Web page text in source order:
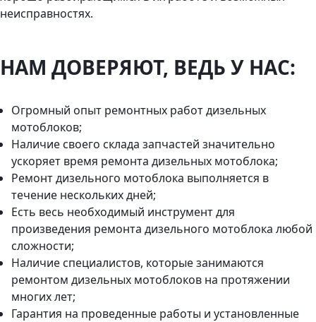
неисправностях.
НАМ ДОВЕРЯЮТ, ВЕДЬ У НАС:
Огромный опыт ремонтных работ дизельных
мотоблоков;
Наличие своего склада запчастей значительно
ускоряет время ремонта дизельных мотоблока;
Ремонт дизельного мотоблока выполняется в
течение нескольких дней;
Есть весь необходимый инструмент для
произведения ремонта дизельного мотоблока любой
сложности;
Наличие специалистов, которые занимаются
ремонтом дизельных мотоблоков на протяжении
многих лет;
Гарантия на проведенные работы и установленные